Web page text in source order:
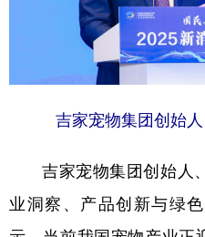
吉家宠物集团创始
吉家宠物集团创始人
业洞察、产品创新与绿